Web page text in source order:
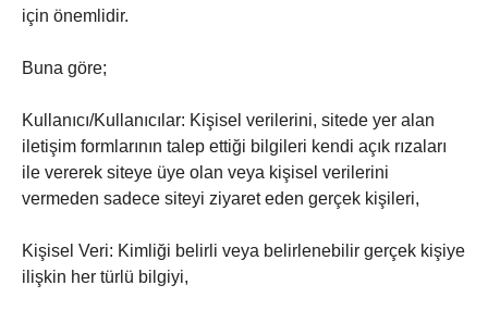
için önemlidir.
Buna göre;
Kullanıcı/Kullanıcılar: Kişisel verilerini, sitede yer alan
iletişim formlarının talep ettiği bilgileri kendi açık rızaları
ile vererek siteye üye olan veya kişisel verilerini
vermeden sadece siteyi ziyaret eden gerçek kişileri,
Kişisel Veri: Kimliği belirli veya belirlenebilir gerçek kişiye
ilişkin her türlü bilgiyi,